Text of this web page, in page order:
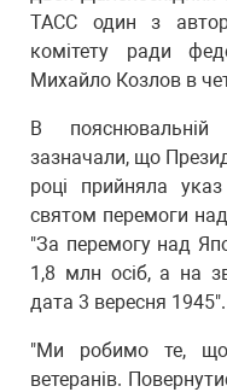
ТАСС один з
комітету ради
Михайло Козлов в
В пояснювальній
зазначали, що
році прийняла
святом перемоги
"За перемогу над
1,8 млн осіб, а на
дата 3 вересня 1945".
"Ми робимо те, що
ветеранів.